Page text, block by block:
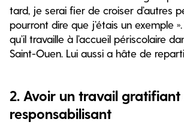
tard, je serai fier de croiser d’autres
pourront dire que j’étais un exemple
qu’il travaille à l’accueil périscolaire
Saint-Ouen. Lui aussi a hâte de
2. Avoir un travail gratifiant
responsabilisant